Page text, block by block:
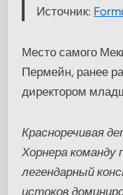
Источник:
Место самого
Пермейн, ранее
директором
Красноречивая
Хорнера команду
легендарный
истоков